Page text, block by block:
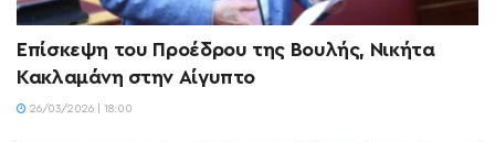
Επίσκεψη του Προέδρου της Βουλής, Νικήτα
Κακλαμάνη στην Αίγυπτο
26/03/2026 | 18:00